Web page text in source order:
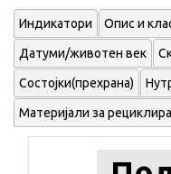
Индикатори Опис и
Датуми/животен век
Состојки(прехрана)
Материјали за